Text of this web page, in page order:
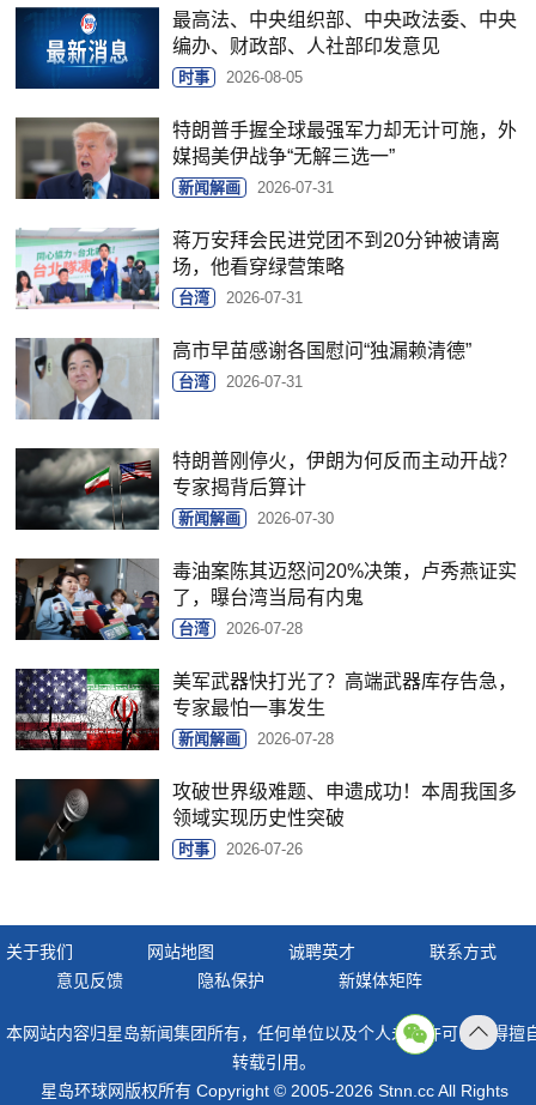
最高法、中央组织部、中央政法委、中央
编办、财政部、人社部印发意见
时事 2026-08-05
特朗普手握全球最强军力却无计可施，外
媒揭美伊战争“无解三选一”
新闻解画 2026-07-31
蒋万安拜会民进党团不到20分钟被请离
场，他看穿绿营策略
台湾 2026-07-31
高市早苗感谢各国慰问“独漏赖清德”
台湾 2026-07-31
特朗普刚停火，伊朗为何反而主动开战？
专家揭背后算计
新闻解画 2026-07-30
毒油案陈其迈怒问20%决策，卢秀燕证实
了，曝台湾当局有内鬼
台湾 2026-07-28
美军武器快打光了？高端武器库存告急，
专家最怕一事发生
新闻解画 2026-07-28
攻破世界级难题、申遗成功！本周我国多
领域实现历史性突破
时事 2026-07-26
关于我们 网站地图 诚聘英才
联系方式
意见反馈
隐私保护 新媒体矩阵
本网站内容归星岛新闻集团所有，任何单位以及个人未经许可，不得擅
转载引用。
星岛环球网版权所有 Copyright © 2005-2026 Stnn.cc All Rights
顶部